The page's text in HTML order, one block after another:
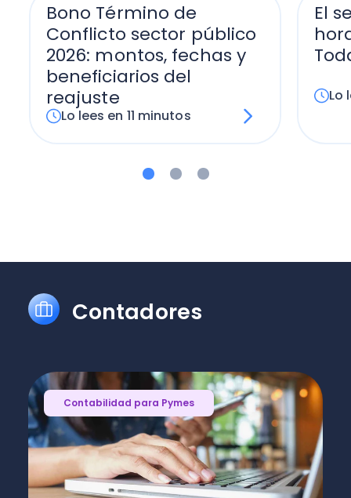
Bono Término de
Conflicto sector público
2026: montos, fechas y
beneficiarios del
reajuste
Lo lees en 11 minutos
El
Lo
Contadores
Contabilidad para Pymes